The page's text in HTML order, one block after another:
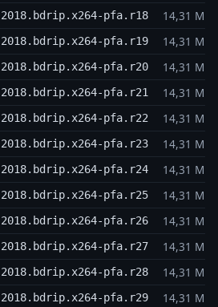
pfa.r18 14,31 MB
pfa.r19 14,31 MB
pfa.r20 14,31 MB
pfa.r21 14,31 MB
pfa.r22 14,31 MB
pfa.r23 14,31 MB
pfa.r24 14,31 MB
pfa.r25 14,31 MB
pfa.r26 14,31 MB
pfa.r27 14,31 MB
pfa.r28 14,31 MB
pfa.r29 14,31 MB